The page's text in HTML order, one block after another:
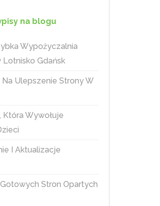
na blogu
Wypożyczalnia
Gdańsk
Ulepszenie Strony W
Która Wywołuje
I Aktualizacje
Stron Opartych